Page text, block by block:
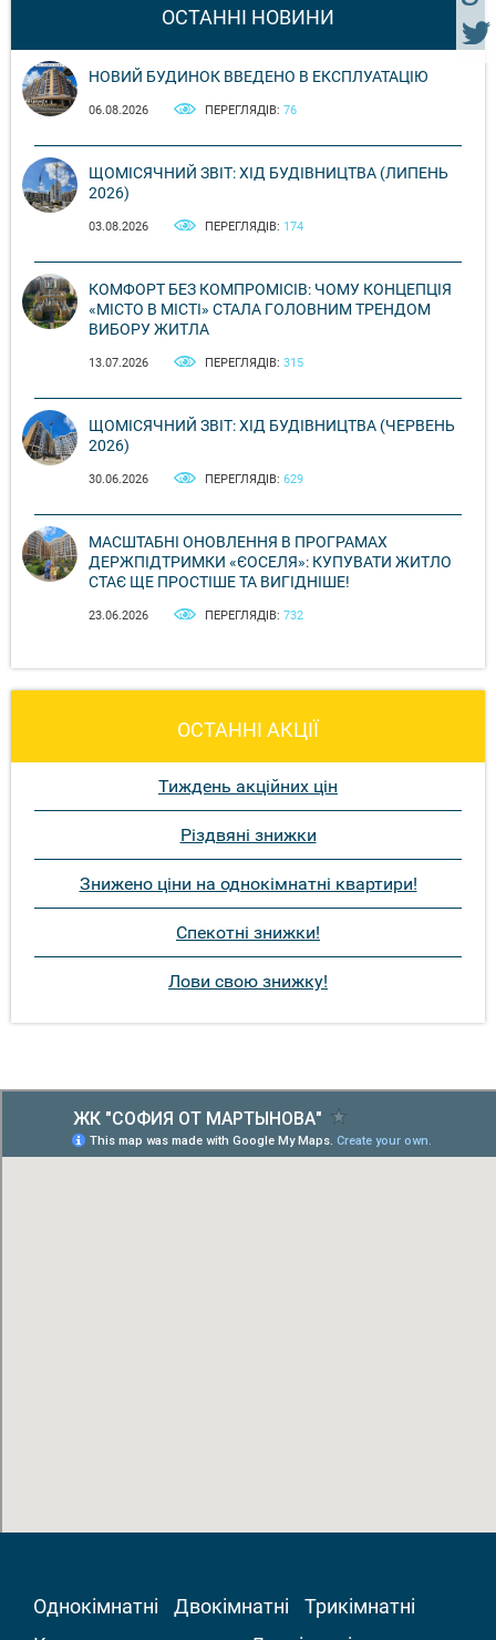
ОСТАННІ НОВИНИ
НОВИЙ БУДИНОК ВВЕДЕНО В ЕКСПЛУАТАЦІЮ
06.08.2026 ПЕРЕГЛЯДІВ: 76
ЩОМІСЯЧНИЙ ЗВІТ: ХІД БУДІВНИЦТВА (ЛИПЕНЬ
2026)
03.08.2026 ПЕРЕГЛЯДІВ: 174
КОМФОРТ БЕЗ КОМПРОМІСІВ: ЧОМУ КОНЦЕПЦІЯ
«МІСТО В МІСТІ» СТАЛА ГОЛОВНИМ ТРЕНДОМ
ВИБОРУ ЖИТЛА
13.07.2026 ПЕРЕГЛЯДІВ: 315
ЩОМІСЯЧНИЙ ЗВІТ: ХІД БУДІВНИЦТВА (ЧЕРВЕНЬ
2026)
30.06.2026 ПЕРЕГЛЯДІВ: 629
МАСШТАБНІ ОНОВЛЕННЯ В ПРОГРАМАХ
ДЕРЖПІДТРИМКИ «ЄОСЕЛЯ»: КУПУВАТИ ЖИТЛО
СТАЄ ЩЕ ПРОСТІШЕ ТА ВИГІДНІШЕ!
23.06.2026 ПЕРЕГЛЯДІВ: 732
ОСТАННІ АКЦІЇ
Тиждень акційних цін
Різдвяні знижки
Знижено ціни на однокімнатні квартири!
Спекотні знижки!
Лови свою знижку!
Однокімнатні Двокімнатні
Трикімнатні